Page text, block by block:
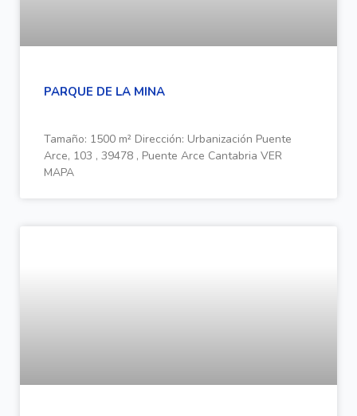
PARQUE DE LA MINA
Tamaño: 1500 m² Dirección: Urbanización Puente
Arce, 103 , 39478 , Puente Arce Cantabria VER
MAPA